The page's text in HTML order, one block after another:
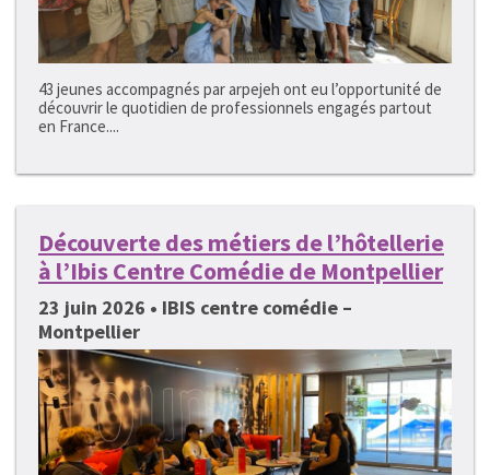
43 jeunes accompagnés par arpejeh ont eu l’opportunité de
découvrir le quotidien de professionnels engagés partout
en France....
Découverte des métiers de l’hôtellerie
à l’Ibis Centre Comédie de Montpellier
23 juin 2026 • IBIS centre comédie –
Montpellier